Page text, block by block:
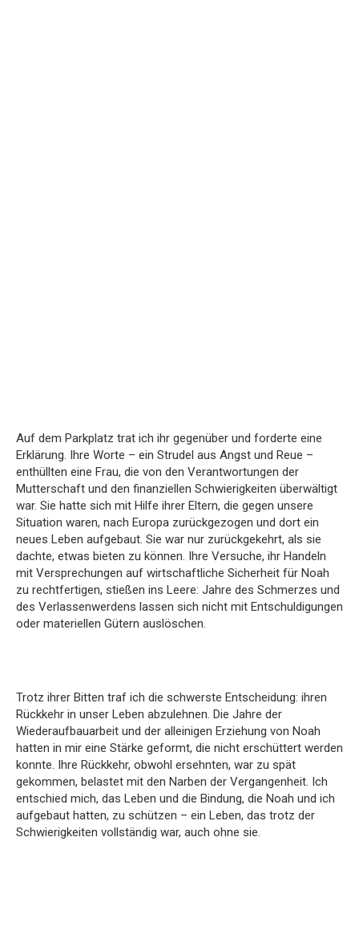
Auf dem Parkplatz trat ich ihr gegenüber und forderte eine
Erklärung. Ihre Worte – ein Strudel aus Angst und Reue –
enthüllten eine Frau, die von den Verantwortungen der
Mutterschaft und den finanziellen Schwierigkeiten überwältigt
war. Sie hatte sich mit Hilfe ihrer Eltern, die gegen unsere
Situation waren, nach Europa zurückgezogen und dort ein
neues Leben aufgebaut. Sie war nur zurückgekehrt, als sie
dachte, etwas bieten zu können. Ihre Versuche, ihr Handeln
mit Versprechungen auf wirtschaftliche Sicherheit für Noah
zu rechtfertigen, stießen ins Leere: Jahre des Schmerzes und
des Verlassenwerdens lassen sich nicht mit Entschuldigungen
oder materiellen Gütern auslöschen.
Trotz ihrer Bitten traf ich die schwerste Entscheidung: ihren
Rückkehr in unser Leben abzulehnen. Die Jahre der
Wiederaufbauarbeit und der alleinigen Erziehung von Noah
hatten in mir eine Stärke geformt, die nicht erschüttert werden
konnte. Ihre Rückkehr, obwohl ersehnten, war zu spät
gekommen, belastet mit den Narben der Vergangenheit. Ich
entschied mich, das Leben und die Bindung, die Noah und ich
aufgebaut hatten, zu schützen – ein Leben, das trotz der
Schwierigkeiten vollständig war, auch ohne sie.